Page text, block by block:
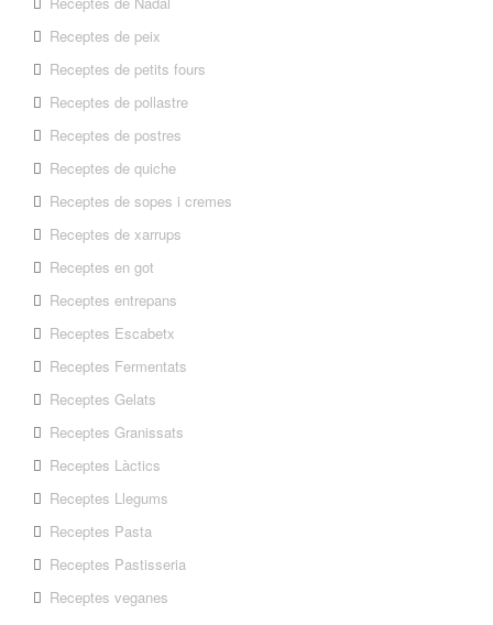
Receptes de peix
Receptes de petits fours
Receptes de pollastre
Receptes de postres
Receptes de quiche
Receptes de sopes i cremes
Receptes de xarrups
Receptes en got
Receptes entrepans
Receptes Escabetx
Receptes Fermentats
Receptes Gelats
Receptes Granissats
Receptes Làctics
Receptes Llegums
Receptes Pasta
Receptes Pastisseria
Receptes veganes